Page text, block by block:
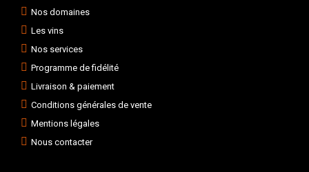
Nos domaines
Les vins
Nos services
Programme de fidélité
Livraison & paiement
Conditions générales de vente
Mentions légales
Nous contacter